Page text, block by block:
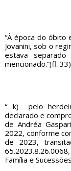
“À época do óbito
Jovanini, sob o
estava
mencionado.”(fl.
“…k) pelo
declarado e
de Andréa
2022, conforme
de 2023,
Família e